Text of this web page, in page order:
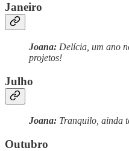
Janeiro
Joana: Delícia, um ano
projetos!
Julho
Joana: Tranquilo, ainda
Outubro